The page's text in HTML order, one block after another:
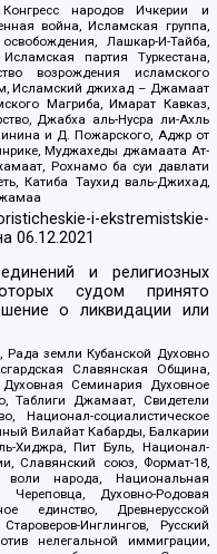
народов Ичкерии и
война, Исламская группа,
Лашкар-И-Тайба,
партия Туркестана,
возрождения исламского
Исламский джихад – Джамаат
Магриба, Имарат Кавказ,
Джабха аль-Нусра ли-Ахль
и Д. Пожарского, Аджр от
Муджахеды джамаата Ат-
Рохнамо ба суи давлати
Катиба Таухид валь-Джихад,
i-ekstremistskie-
06.12.2021
и религиозных
судом принято
о ликвидации или
Рада земли Кубанской Духовно
Славянская Община,
Семинария Духовное
Таблиги Джамаат, Свидетели
Национал-социалистическое
Вилайат Кабарды, Балкарии
Хиджра, Пит Буль, Национал-
Славянский союз, Формат-18,
народа, Национальная
Череповца, Духовно-Родовая
единство, Древнерусской
Инглингов, Русский
нелегальной иммиграции,